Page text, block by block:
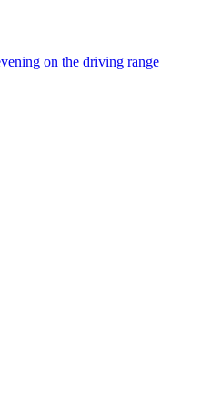
on the driving range